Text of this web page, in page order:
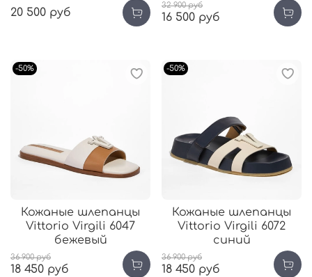
20 500 руб
32 900 руб
16 500 руб
-50%
Кожаные шлепанцы
Vittorio Virgili 6047
бежевый
36 900 руб
18 450 руб
-50%
Кожаные шлепанцы
Vittorio Virgili 6072
синий
36 900 руб
18 450 руб